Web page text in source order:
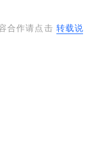
合作请点击 转载说